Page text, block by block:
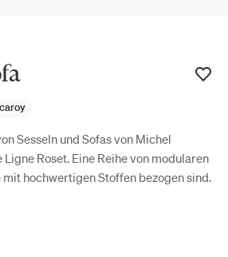
Sesseln und Sofas von Michel
Roset. Eine Reihe von modularen
hochwertigen Stoffen bezogen sind.